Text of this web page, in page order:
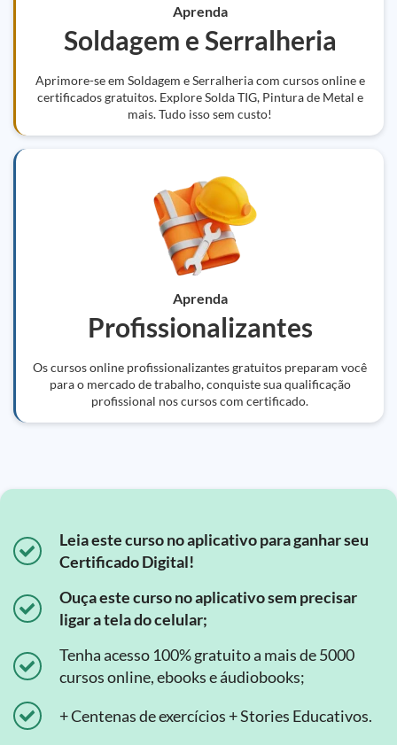
Aprenda
Soldagem e Serralheria
Aprimore-se em Soldagem e Serralheria com cursos online e
certificados gratuitos. Explore Solda TIG, Pintura de Metal e
mais. Tudo isso sem custo!
Aprenda
Profissionalizantes
Os cursos online profissionalizantes gratuitos preparam você
para o mercado de trabalho, conquiste sua qualificação
profissional nos cursos com certificado.
Leia este curso no aplicativo para ganhar seu
Certificado Digital!
Ouça este curso no aplicativo sem precisar
ligar a tela do celular;
Tenha acesso 100% gratuito a mais de 5000
cursos online, ebooks e áudiobooks;
+ Centenas de exercícios + Stories Educativos.